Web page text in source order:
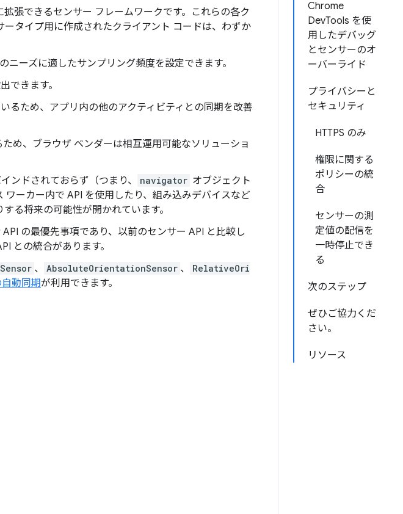
Chrome
DevTools を使
用したデバッグ
とセンサーのオ
ーバーライド
プライバシーと
セキュリティ
HTTPS のみ
権限に関する
ポリシーの統
合
センサーの測
定値の配信を
一時停止でき
る
次のステップ
ぜひご協力くだ
さい。
リソース
張できるセンサー フレームワークです。これらの各ク
タイプ用に作成されたクライアント コードは、わずか
ーズに適したサンプリング頻度を設定できます。
できます。
るため、アプリ内の他のアクティビティとの同期を改善
め、ブラウザ ベンダーは相互運用可能なソリューショ
ンドされておらず（つまり、
navigator オブジェクト
ーカー内で API を使用したり、組み込みデバイスなど
る将来の可能性が開かれています。
の最優先事項であり、以前のセンサー API と比較し
との統合があります。
、 AbsoluteOrientationSensor 、
RelativeOri
動同期が利用できます。